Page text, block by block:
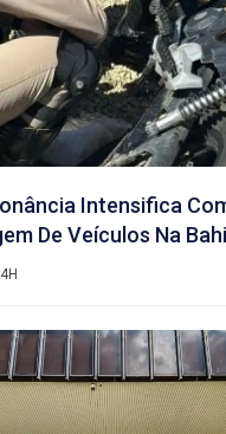
Intensifica
De Veículos Na